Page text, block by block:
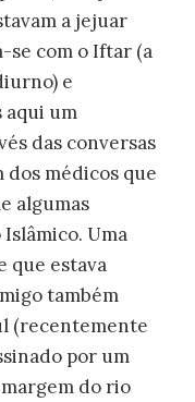
a jejuar
se com o Iftar (a
e
aqui um
das conversas
dos médicos que
algumas
Uma
que estava
também
(recentemente
por um
do rio